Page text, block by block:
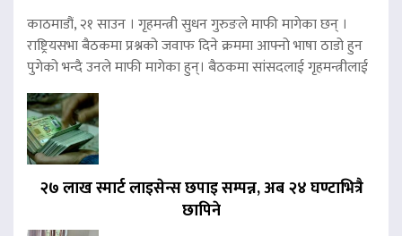
काठमाडौं, २१ साउन । गृहमन्त्री सुधन गुरुङले माफी मागेका छन् ।
राष्ट्रियसभा बैठकमा प्रश्नको जवाफ दिने क्रममा आफ्नो भाषा ठाडो हुन
पुगेको भन्दै उनले माफी मागेका हुन्। बैठकमा सांसदलाई गृहमन्त्रीलाई
२७ लाख स्मार्ट लाइसेन्स छपाइ सम्पन्न, अब २४ घण्टाभित्रै
छापिने